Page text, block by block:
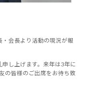
会長より活動の現況が報
し上げます。来年は3年に
の皆様のご出席をお待ち致